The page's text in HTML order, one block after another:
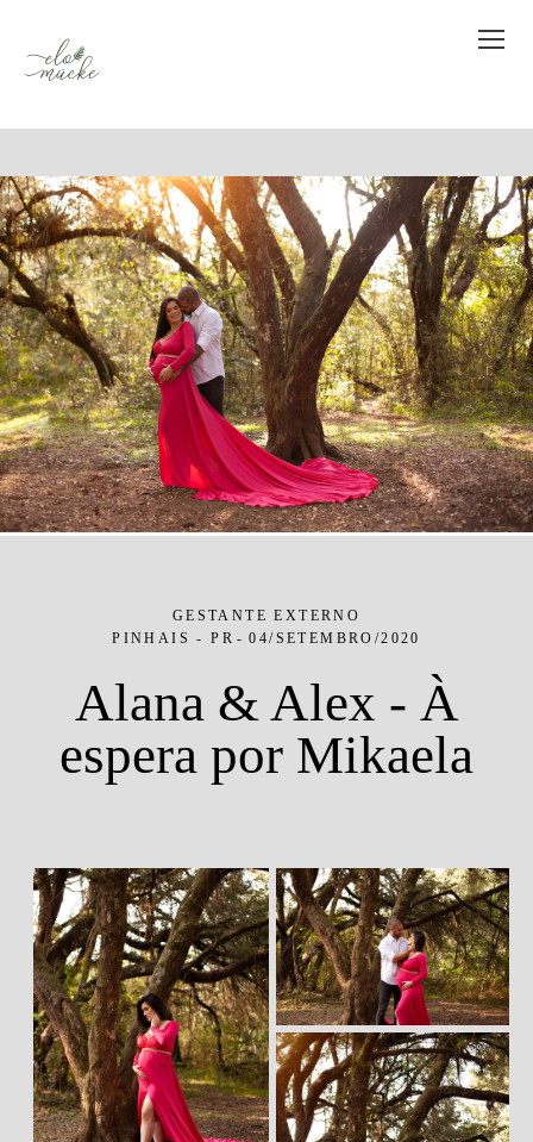
GESTANTE EXTERNO
PINHAIS - PR
04/SETEMBRO/2020
Alana & Alex - À
espera por Mikaela